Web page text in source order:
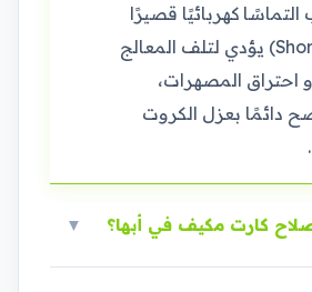
كهربائيًا قصيرًا
(Short Circuit) يؤدي لتلف المعالج
احتراق المصهرات،
دائمًا بعزل الكروت
كارت مكيف في أبها؟ ▼